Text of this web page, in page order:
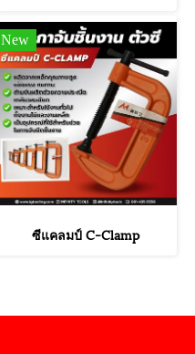
New
ซีแคลมป์ C-Clamp